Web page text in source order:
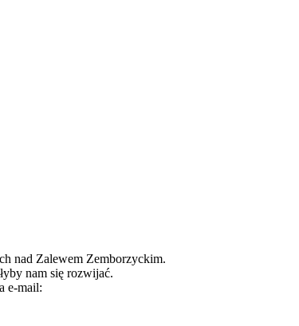
nad Zalewem Zemborzyckim.
nam się rozwijać.
e-mail: